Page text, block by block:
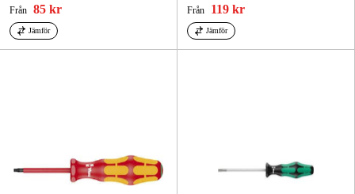
Från 85 kr
Jämför
Från
119 kr
Jämför